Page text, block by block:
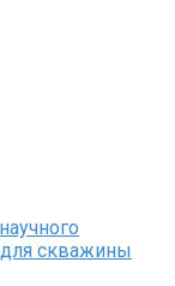
института определяют участок для скважины